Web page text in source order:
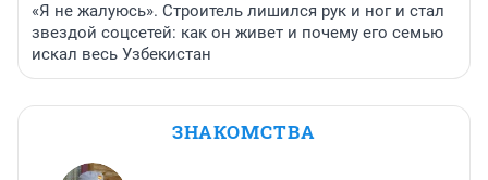
«Я не жалуюсь». Строитель лишился рук и ног и стал
звездой соцсетей: как он живет и почему его семью
искал весь Узбекистан
ЗНАКОМСТВА